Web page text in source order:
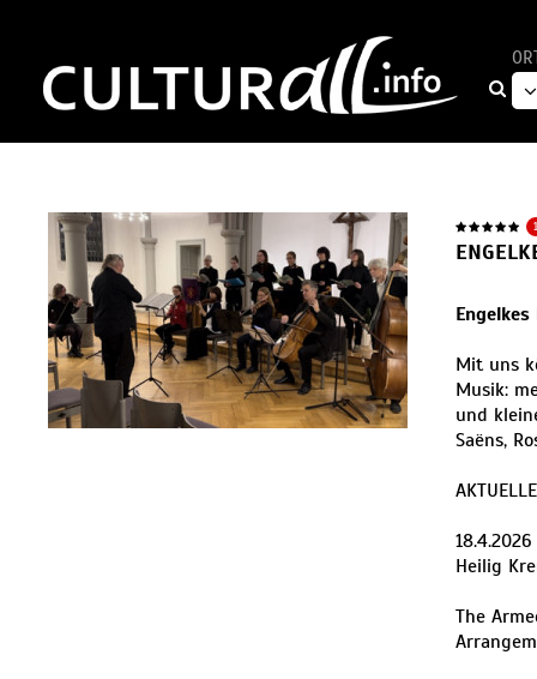
1
Mit uns
Musik:
und
Saëns,
Heilig
The